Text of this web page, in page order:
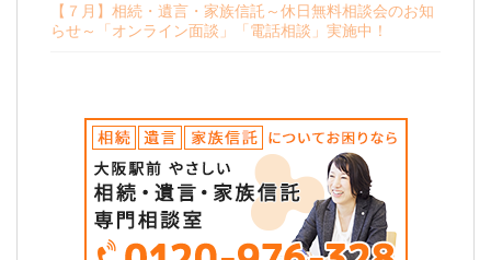
【７月】相続・遺言・家族信託～休日無料相談会のお知
らせ～「オンライン面談」「電話相談」実施中！